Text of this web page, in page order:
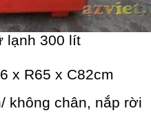
lạnh 300 lít
x R65 x C82cm
không chân, nắp rời